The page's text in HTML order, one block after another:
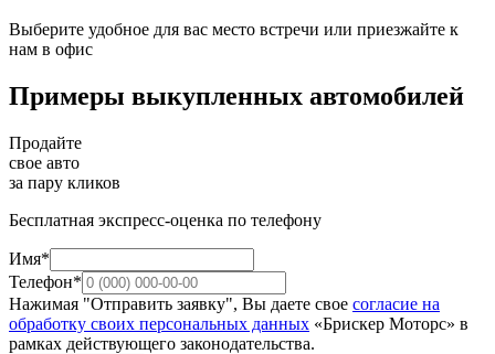
Выберите удобное для вас место встречи или приезжайте к
нам в офис
Примеры выкупленных автомобилей
Продайте
свое авто
за пару кликов
Бесплатная экспресс-оценка по телефону
Имя*
Телефон*
Нажимая "Отправить заявку", Вы даете свое согласие на
обработку своих персональных данных «Брискер Моторс» в
рамках действующего законодательства.